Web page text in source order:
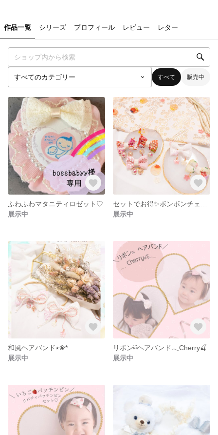
作品一覧 シリーズ プロフィール レビュー レター
すべて 販売中
ふわふわマタニティロゼット♡
展示中
展示中
和風ヘアバンド٭❀*
展示中
リボン⑅⃛ヘアバンド𓂃Cherry🍒
展示中